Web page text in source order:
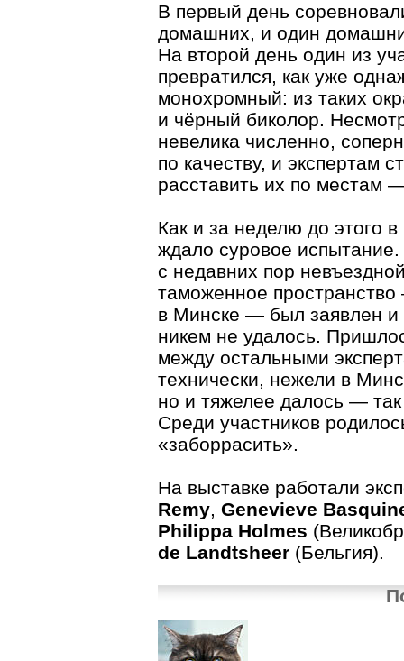
В первый день
домашних, и один
На второй день один из
превратился, как уже
монохромный: из таких
и чёрный биколор.
невелика численно,
по качеству, и экспертам
расставить их по местам
Как и за неделю до этого
ждало суровое
с недавних пор
таможенное
в Минске — был заявлен и
никем не удалось.
между остальными
технически, нежели в
но и тяжелее далось —
Среди участников
«заборрасить».
На выставке работали
Remy, Genevieve
Philippa Holmes
de Landtsheer (Бельгия).